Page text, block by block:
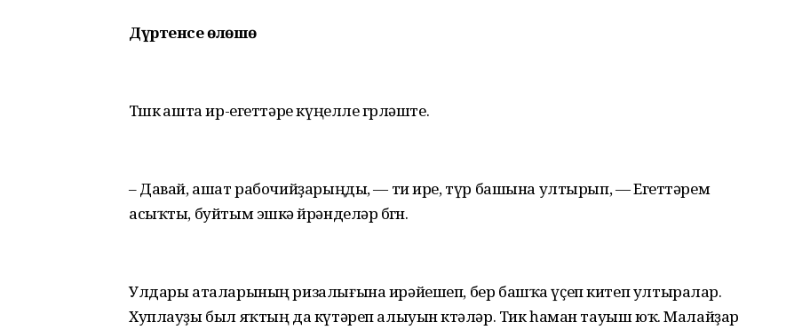
Дүртенсе өлөшө
Төшкө ашта ир-егеттәре күңелле гөрләште.
– Давай, ашат рабочийҙарыңды, — ти ире, түр башына ултырып, — Егеттәрем
асыҡты, буйтым эшкә өйрәнделәр бөгөн.
Улдары аталарының ризалығына ирәйешеп, бер башҡа үҫеп китеп ултыралар.
Хуплауҙы был яҡтың да күтәреп алыуын көтәләр. Тик һаман тауыш юҡ. Малайҙар